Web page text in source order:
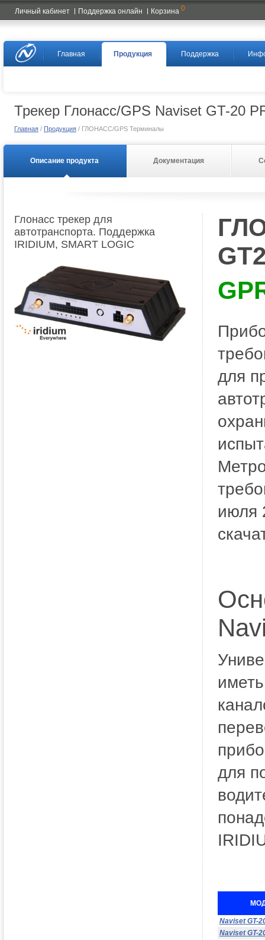
Трекер Глонасс/GPS Naviset GT-20
Главная / Продукция / ГЛОНАСС/GPS Терминалы
Описание продукта
Глонасс трекер для
автотранспорта. Поддержка
IRIDIUM, SMART LOGIC
для
июля
для
Naviset GT-
Naviset GT-
Документация
Naviset
Личный кабинет Поддержка онлайн Корзина 0
Главная Продукция Поддержка